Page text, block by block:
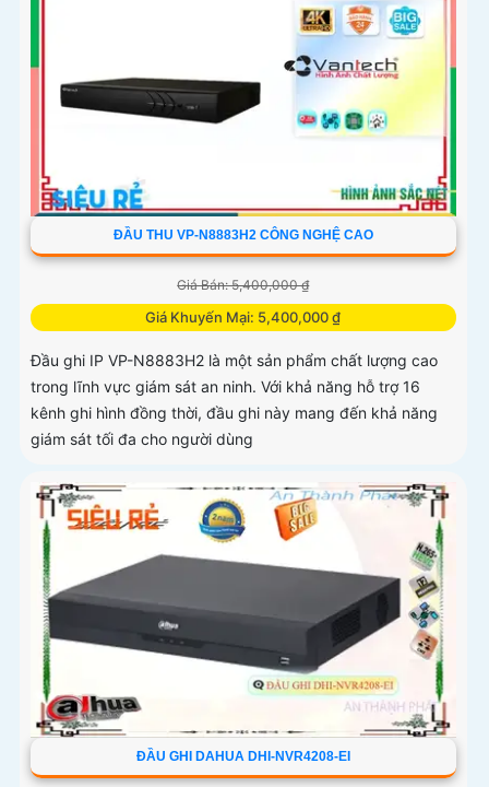
ĐẦU THU VP-N8883H2 CÔNG NGHỆ CAO
Giá Bán: 5,400,000 ₫
Giá Khuyến Mại: 5,400,000 ₫
Đầu ghi IP VP-N8883H2 là một sản phẩm chất lượng cao
trong lĩnh vực giám sát an ninh. Với khả năng hỗ trợ 16
kênh ghi hình đồng thời, đầu ghi này mang đến khả năng
giám sát tối đa cho người dùng
ĐẦU GHI DAHUA DHI-NVR4208-EI